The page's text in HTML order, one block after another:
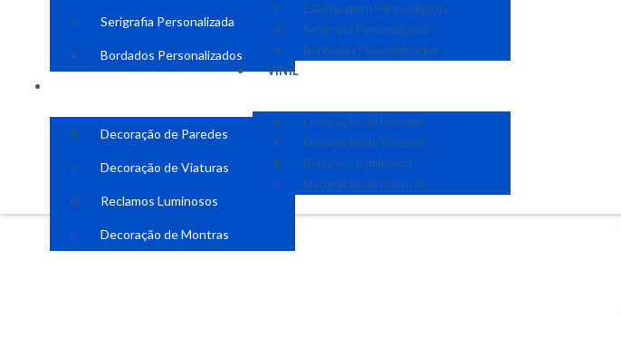
Serigrafia Personalizada
Bordados Personalizados
Decoração de Paredes
Decoração de Viaturas
Reclamos Luminosos
Decoração de Montras
Estampagem Personalizada
Serigrafia Personalizada
Bordados Personalizados
VINIL
Decoração de Paredes
Decoração de Viaturas
Reclamos Luminosos
Decoração de Montras